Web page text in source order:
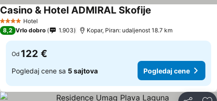
4 ZvezdiceHotel
Casino & Hotel ADMIRAL Skofije
8,2 Vrlo dobro 1.903 Kopar, Piran: udaljenost 18.7 km
Od 122 €
Pogledaj cene sa 5 sajtova Pogledaj cene